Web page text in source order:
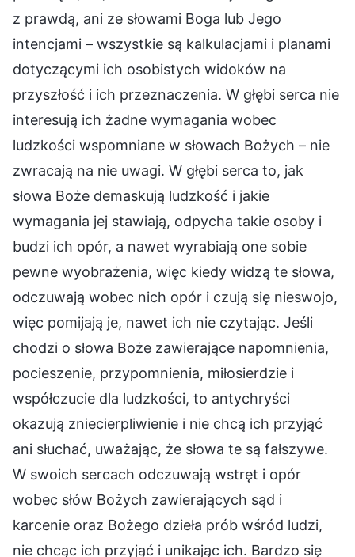
z prawdą, ani ze słowami Boga lub Jego
intencjami – wszystkie są kalkulacjami i planami
dotyczącymi ich osobistych widoków na
przyszłość i ich przeznaczenia. W głębi serca nie
interesują ich żadne wymagania wobec
ludzkości wspomniane w słowach Bożych – nie
zwracają na nie uwagi. W głębi serca to, jak
słowa Boże demaskują ludzkość i jakie
wymagania jej stawiają, odpycha takie osoby i
budzi ich opór, a nawet wyrabiają one sobie
pewne wyobrażenia, więc kiedy widzą te słowa,
odczuwają wobec nich opór i czują się nieswojo,
więc pomijają je, nawet ich nie czytając. Jeśli
chodzi o słowa Boże zawierające napomnienia,
pocieszenie, przypomnienia, miłosierdzie i
współczucie dla ludzkości, to antychryści
okazują zniecierpliwienie i nie chcą ich przyjąć
ani słuchać, uważając, że słowa te są fałszywe.
W swoich sercach odczuwają wstręt i opór
wobec słów Bożych zawierających sąd i
karcenie oraz Bożego dzieła prób wśród ludzi,
nie chcąc ich przyjąć i unikając ich. Bardzo się